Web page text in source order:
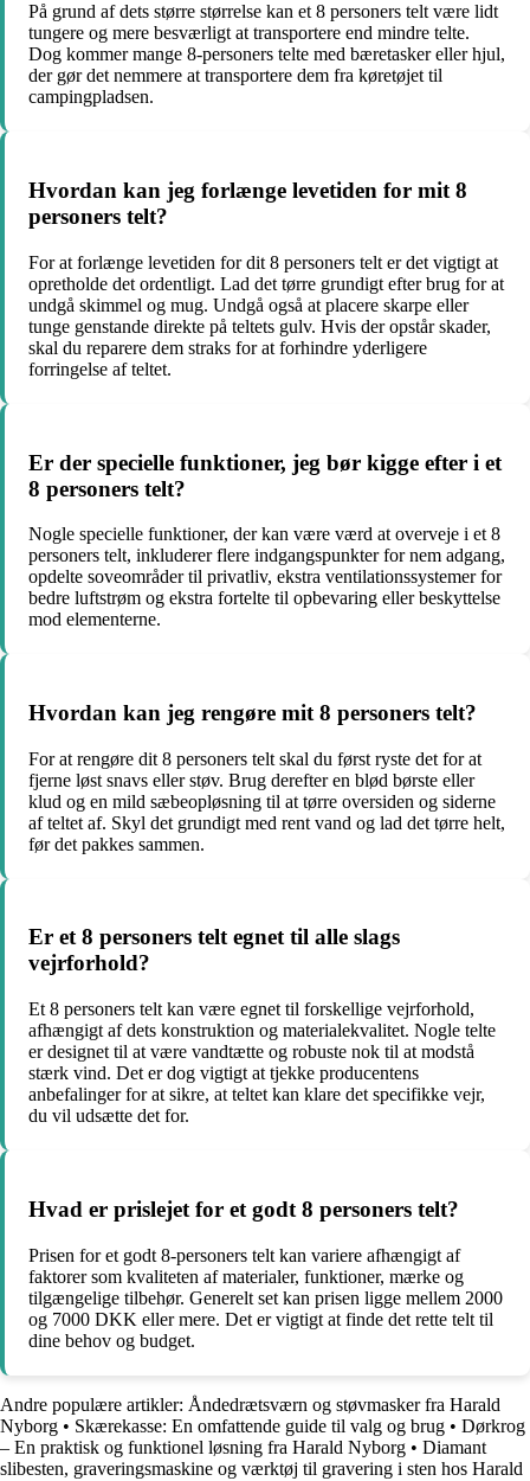
På grund af dets større størrelse kan et 8 personers telt være lidt
tungere og mere besværligt at transportere end mindre telte.
Dog kommer mange 8-personers telte med bæretasker eller hjul,
der gør det nemmere at transportere dem fra køretøjet til
campingpladsen.
Hvordan kan jeg forlænge levetiden for mit 8
personers telt?
For at forlænge levetiden for dit 8 personers telt er det vigtigt at
opretholde det ordentligt. Lad det tørre grundigt efter brug for at
undgå skimmel og mug. Undgå også at placere skarpe eller
tunge genstande direkte på teltets gulv. Hvis der opstår skader,
skal du reparere dem straks for at forhindre yderligere
forringelse af teltet.
Er der specielle funktioner, jeg bør kigge efter i et
8 personers telt?
Nogle specielle funktioner, der kan være værd at overveje i et 8
personers telt, inkluderer flere indgangspunkter for nem adgang,
opdelte soveområder til privatliv, ekstra ventilationssystemer for
bedre luftstrøm og ekstra fortelte til opbevaring eller beskyttelse
mod elementerne.
Hvordan kan jeg rengøre mit 8 personers telt?
For at rengøre dit 8 personers telt skal du først ryste det for at
fjerne løst snavs eller støv. Brug derefter en blød børste eller
klud og en mild sæbeopløsning til at tørre oversiden og siderne
af teltet af. Skyl det grundigt med rent vand og lad det tørre helt,
før det pakkes sammen.
Er et 8 personers telt egnet til alle slags
vejrforhold?
Et 8 personers telt kan være egnet til forskellige vejrforhold,
afhængigt af dets konstruktion og materialekvalitet. Nogle telte
er designet til at være vandtætte og robuste nok til at modstå
stærk vind. Det er dog vigtigt at tjekke producentens
anbefalinger for at sikre, at teltet kan klare det specifikke vejr,
du vil udsætte det for.
Hvad er prislejet for et godt 8 personers telt?
Prisen for et godt 8-personers telt kan variere afhængigt af
faktorer som kvaliteten af materialer, funktioner, mærke og
tilgængelige tilbehør. Generelt set kan prisen ligge mellem 2000
og 7000 DKK eller mere. Det er vigtigt at finde det rette telt til
dine behov og budget.
Andre populære artikler: Åndedrætsværn og støvmasker fra Harald
Nyborg • Skærekasse: En omfattende guide til valg og brug • Dørkrog
– En praktisk og funktionel løsning fra Harald Nyborg • Diamant
slibesten, graveringsmaskine og værktøj til gravering i sten hos Harald